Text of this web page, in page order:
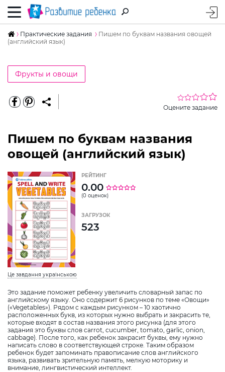
Практические задания
Пишем по буквам названия овощей
(английский язык)
Фрукты и овощи
Оцените задание
Пишем по буквам названия
овощей (английский язык)
Це завдання українською
Это задание поможет ребенку увеличить словарный запас по
английскому языку. Оно содержит 6 рисунков по теме «Овощи»
(«Vegetables»). Рядом с каждым рисунком – 10 хаотично
расположенных букв, из которых нужно выбрать и закрасить те,
которые входят в состав названия этого рисунка (для этого
задания это буквы слов carrot, cucumber, tomato, garlic, onion,
cabbage). После того, как ребенок закрасит буквы, ему нужно
написать слово в соответствующей строке. Таким образом
ребенок будет запоминать правописание слов английского
языка, развивать зрительную память, мелкую моторику и
внимание, лингвистический интеллект.
РЕЙТИНГ
0.00
(0 оценок)
ЗАГРУЗОК
523